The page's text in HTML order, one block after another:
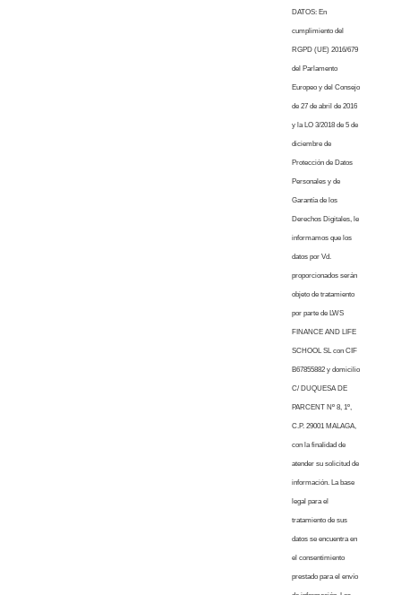
DATOS: En
cumplimiento del
RGPD (UE) 2016/679
del Parlamento
Europeo y del Consejo
de 27 de abril de 2016
y la LO 3/2018 de 5 de
diciembre de
Protección de Datos
Personales y de
Garantía de los
Derechos Digitales, le
informamos que los
datos por Vd.
proporcionados serán
objeto de tratamiento
por parte de LWS
FINANCE AND LIFE
SCHOOL SL con CIF
B67855882 y domicilio
C/ DUQUESA DE
PARCENT Nº 8, 1º,
C.P. 29001 MALAGA,
con la finalidad de
atender su solicitud de
información. La base
legal para el
tratamiento de sus
datos se encuentra en
el consentimiento
prestado para el envío